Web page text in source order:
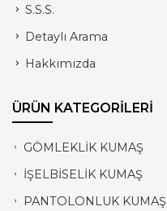
S.S.S.
Detaylı Arama
Hakkımızda
ÜRÜN KATEGORİLERİ
GÖMLEKLİK KUMAŞ
İŞELBİSELİK KUMAŞ
PANTOLONLUK KUMAŞ